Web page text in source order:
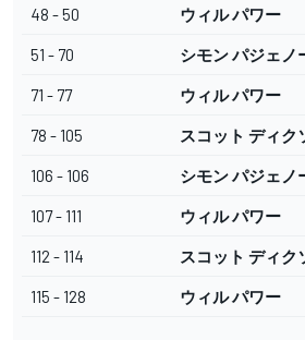
48 - 50 ウィル パワー
51 - 70 シモン パジェノ
71 - 77 ウィル パワー
78 - 105 スコット ディク
106 - 106 シモン パジェノ
107 - 111 ウィル パワー
112 - 114 スコット ディク
115 - 128 ウィル パワー